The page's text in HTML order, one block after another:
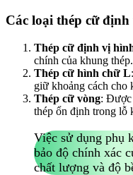
Các loại thép cữ
Thép cữ định vị
chính của khung thép.
Thép cữ hình chữ L
giữ khoảng cách cho
Thép cữ vòng: Được
thép ổn định trong lỗ
Việc sử dụng phụ
bảo độ chính xác
chất lượng và độ